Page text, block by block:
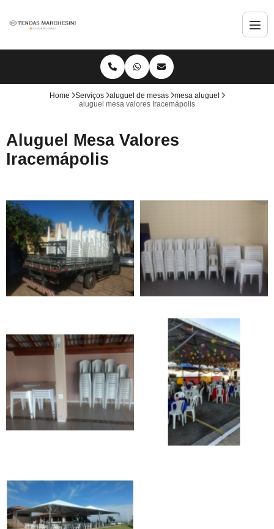
Home Serviços aluguel de mesas
mesa aluguel
aluguel mesa valores Iracemápolis
Aluguel Mesa Valores
Iracemápolis